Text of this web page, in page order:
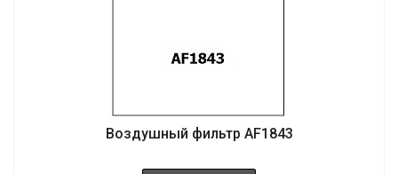
Воздушный фильтр AF1843